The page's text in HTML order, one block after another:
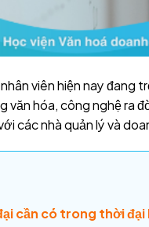
viên hiện nay
văn hóa, công nghệ ra
các nhà quản lý và
cần có trong thời